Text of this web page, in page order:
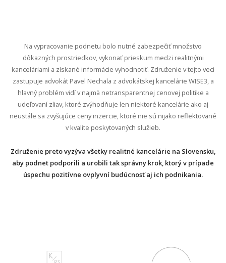
Na vypracovanie podnetu bolo nutné zabezpečiť množstvo
dôkazných prostriedkov, vykonať prieskum medzi realitnými
kanceláriami a získané informácie vyhodnotiť. Združenie v tejto veci
zastupuje advokát Pavel Nechala z advokátskej kancelárie WISE3, a
hlavný problém vidí v najmä netransparentnej cenovej politike a
udeľovaní zliav, ktoré zvýhodňuje len niektoré kancelárie ako aj
neustále sa zvyšujúce ceny inzercie, ktoré nie sú nijako reflektované
v kvalite poskytovaných služieb.
Združenie preto vyzýva všetky realitné kancelárie na Slovensku,
aby podnet podporili a urobili tak správny krok, ktorý v prípade
úspechu pozitívne ovplyvní budúcnosť aj ich podnikania.